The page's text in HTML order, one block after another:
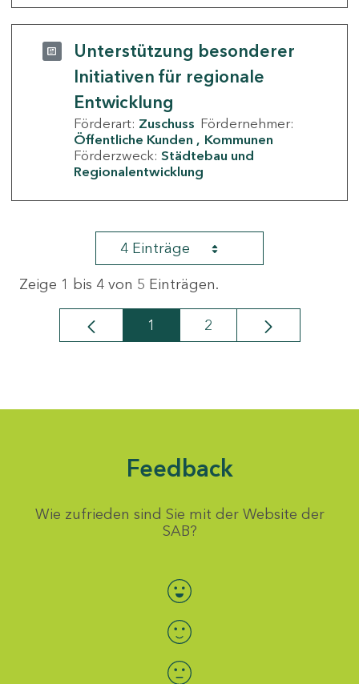
Unterstützung besonderer
Initiativen für regionale
Entwicklung
Förderart: Zuschuss Fördernehmer:
Öffentliche Kunden
Kommunen
Förderzweck: Städtebau und
Regionalentwicklung
4 Einträge
Zeige 1 bis 4 von 5 Einträgen.
Seite
1 Seite
2
Feedback
Wie zufrieden sind Sie mit der Website der
SAB?
Bewertung auswählen